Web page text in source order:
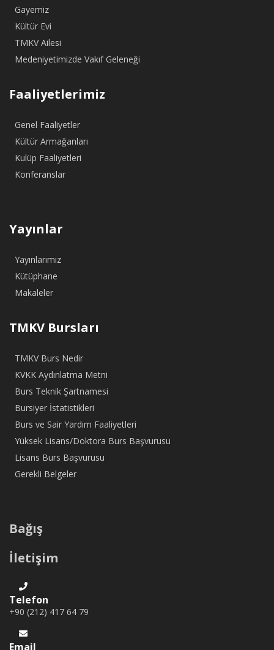
Gayemiz
Kültür Evi
TMKV Ailesi
Medeniyetimizde Vakıf Geleneği
Faaliyetlerimiz
Genel Faaliyetler
Kültür Armağanları
Kulüp Faaliyetleri
Konferanslar
Yayınlar
Yayınlarımız
Kütüphane
Makaleler
TMKV Bursları
TMKV Burs Nedir
KVKK Aydınlatma Metni
Burs Teknik Şartnamesi
Bursiyer İstatistikleri
Burs ve Sair Yardım Faaliyetleri
Yüksek Lisans/Doktora Burs Başvurusu
Lisans Burs Başvurusu
Gerekli Belgeler
Bağış
İletişim
Telefon
+90 (212) 417 64 79
Email